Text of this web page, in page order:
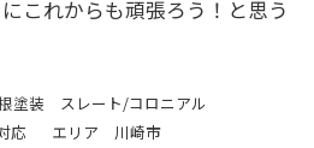
これからも頑張ろう！と思う
塗装 スレート/コロニアル
応
エリア 川崎市